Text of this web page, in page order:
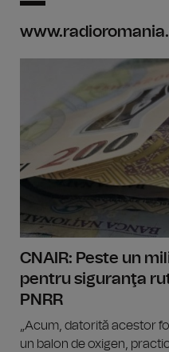
CNAIR: Peste un
pentru siguranţa
PNRR
„Acum, datorită acestor
un balon de oxigen,